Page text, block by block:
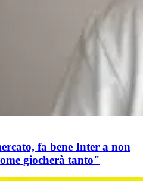
fa bene Inter a non
giocherà tanto"